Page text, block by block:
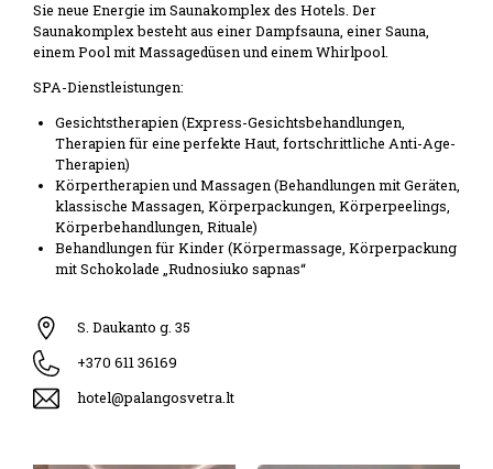
Sie neue Energie im Saunakomplex des Hotels. Der
Saunakomplex besteht aus einer Dampfsauna, einer Sauna,
einem Pool mit Massagedüsen und einem Whirlpool.
SPA-Dienstleistungen:
Gesichtstherapien (Express-Gesichtsbehandlungen,
Therapien für eine perfekte Haut, fortschrittliche Anti-Age-
Therapien)
Körpertherapien und Massagen (Behandlungen mit Geräten,
klassische Massagen, Körperpackungen, Körperpeelings,
Körperbehandlungen, Rituale)
Behandlungen für Kinder (Körpermassage, Körperpackung
mit Schokolade „Rudnosiuko sapnas“
S. Daukanto g. 35
+370 611 36169
hotel@palangosvetra.lt